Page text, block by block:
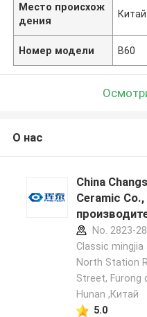
Место происхож
дения
Китай
Номер модели B60
О нас
China
Ceramic
No. 2823-
Classic mingjia
North Station
Street, Furong
Hunan ,Китай
5.0